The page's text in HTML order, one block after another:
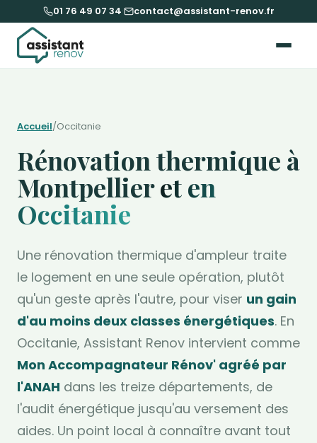
01 76 49 07 34· contact@assistant-renov.fr
Accueil/Occitanie
Rénovation thermique à
Montpellieret en
Occitanie
Une rénovation thermique d'ampleur traite
le logement en une seule opération, plutôt
qu'un geste après l'autre, pour viser un gain
d'au moins deux classes énergétiques. En
Occitanie, Assistant Renov intervient comme
Mon Accompagnateur Rénov' agréé par
l'ANAH dans les treize départements, de
l'audit énergétique jusqu'au versement des
aides. Un point local à connaître avant tout